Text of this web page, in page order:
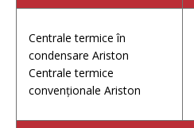
Centrale termice în
condensare Ariston
Centrale termice
convenționale Ariston